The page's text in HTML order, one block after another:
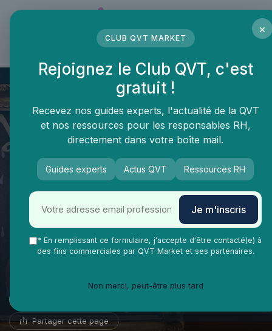
QVT Market Tendances QVT Dossiers
Partager cette page
×
CLUB QVT MARKET
Rejoignez le Club QVT, c'est
gratuit !
Recevez nos guides experts, l'actualité de la QVT
et nos ressources pour les responsables RH,
directement dans votre boîte mail.
Guides experts Actus QVT Ressources RH
Je m'inscris
* En remplissant ce formulaire, j'accepte d'être contacté(e) à
des fins commerciales par QVT Market et ses partenaires.
Non merci, peut-être plus tard
Panneau de gestion des cookies